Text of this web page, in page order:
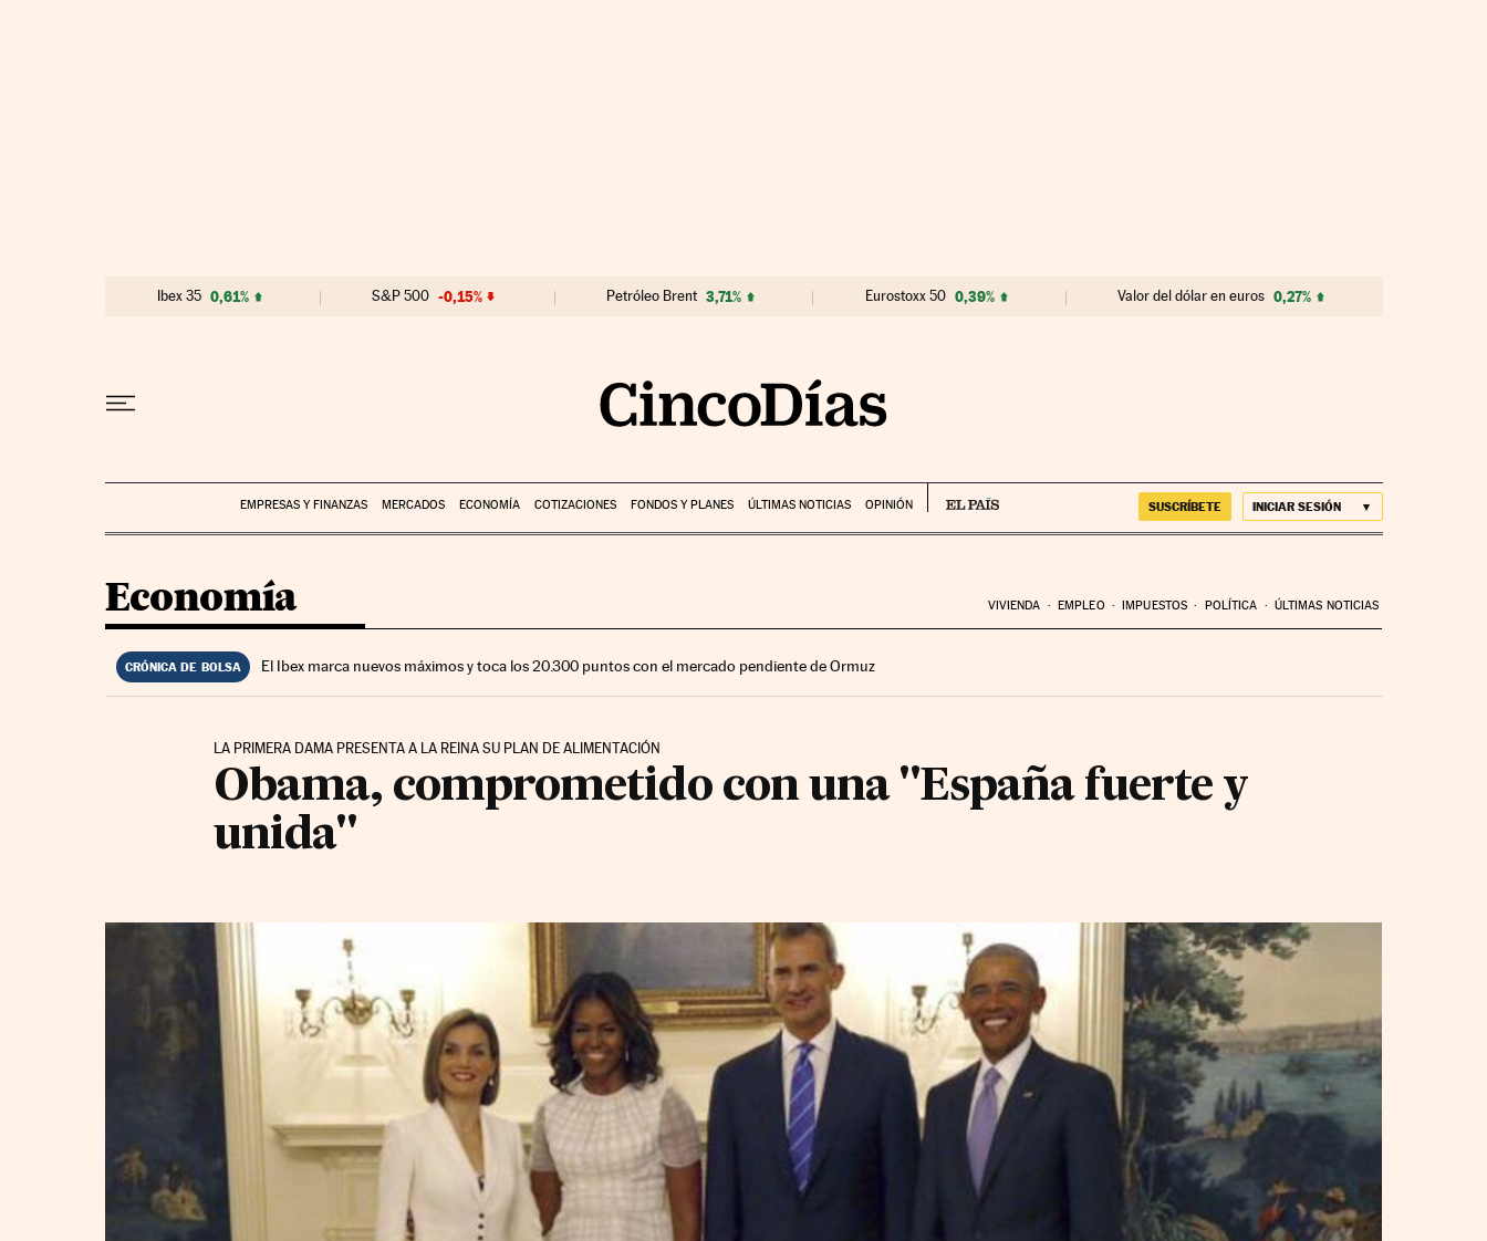
Ibex 35 0,61% S&P 500 -0,15% Petróleo Brent 3,71% Eurostoxx 50 0,39% Valor del dólar en euros 0,27%
EMPRESAS Y FINANZAS MERCADOS ECONOMÍA COTIZACIONES FONDOS Y PLANES ÚLTIMAS NOTICIAS OPINIÓN SUSCRÍBETE INICIAR SESIÓN
Economía VIVIENDA EMPLEO IMPUESTOS POLÍTICA ÚLTIMAS NOTICIAS
CRÓNICA DE BOLSA El Ibex marca nuevos máximos y toca los 20.300 puntos con el mercado pendiente de Ormuz
LA PRIMERA DAMA PRESENTA A LA REINA SU PLAN DE ALIMENTACIÓN
Obama, comprometido con una "España fuerte y
unida"